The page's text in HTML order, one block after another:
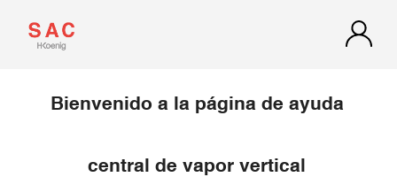
Bienvenido a la página de ayuda
central de vapor vertical